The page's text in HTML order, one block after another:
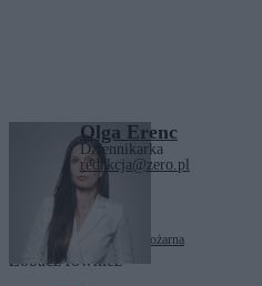
Olga Erenc
Dziennikarka
redakcja@zero.pl
Państwowa Straż Pożarna
Zobacz również